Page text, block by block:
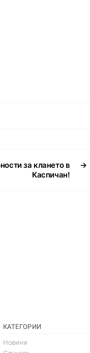
→
за клането в
Каспичан!
КАТЕГОРИИ
Новини